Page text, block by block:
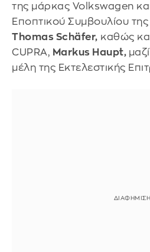
της μάρκας Volkswagen
Εποπτικού Συμβουλίου της
Thomas Schäfer, καθώς
CUPRA, Markus Haupt,
μέλη της Εκτελεστικής